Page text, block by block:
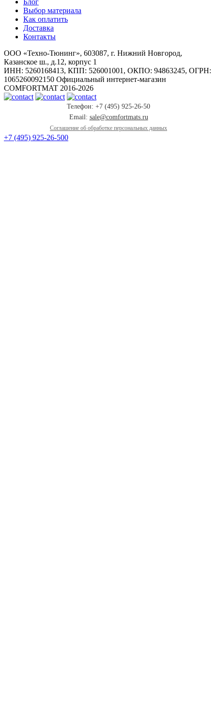
Блог
Выбор материала
Как оплатить
Доставка
Контакты
ООО «Техно-Тюнинг», 603087, г. Нижний Новгород,
Казанское ш., д.12, корпус 1
ИНН: 5260168413, КПП: 526001001, ОКПО: 94863245, ОГРН:
1065260092150 Официальный интернет-магазин
COMFORTMAT 2016-2026
Телефон: +7 (495) 925-26-50
Email: sale@comfortmats.ru
Соглашение об обработке персональных данных
+7 (495) 925-26-500